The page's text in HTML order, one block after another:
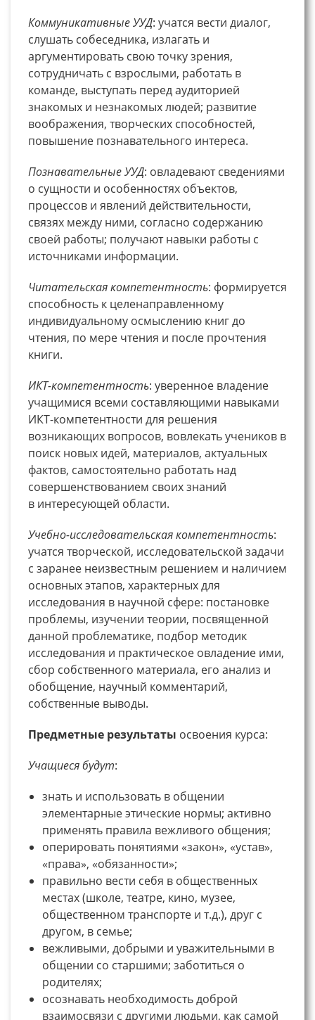
Коммуникативные УУД: учатся вести диалог,
слушать собеседника, излагать и
аргументировать свою точку зрения,
сотрудничать с взрослыми, работать в
команде, выступать перед аудиторией
знакомых и незнакомых людей; развитие
воображения, творческих способностей,
повышение познавательного интереса.
Познавательные УУД: овладевают сведениями
о сущности и особенностях объектов,
процессов и явлений действительности,
связях между ними, согласно содержанию
своей работы; получают навыки работы с
источниками информации.
Читательская компетентность: формируется
способность к целенаправленному
индивидуальному осмыслению книг до
чтения, по мере чтения и после прочтения
книги.
ИКТ-компетентность: уверенное владение
учащимися всеми составляющими навыками
ИКТ-компетентности для решения
возникающих вопросов, вовлекать учеников в
поиск новых идей, материалов, актуальных
фактов, самостоятельно работать над
совершенствованием своих знаний
в интересующей области.
Учебно-исследовательская компетентность:
учатся творческой, исследовательской задачи
с заранее неизвестным решением и наличием
основных этапов, характерных для
исследования в научной сфере: постановке
проблемы, изучении теории, посвященной
данной проблематике, подбор методик
исследования и практическое овладение ими,
сбор собственного материала, его анализ и
обобщение, научный комментарий,
собственные выводы.
Предметные результаты освоения курса:
Учащиеся будут:
знать и использовать в общении
элементарные этические нормы; активно
применять правила вежливого общения;
оперировать понятиями «закон», «устав»,
«права», «обязанности»;
правильно вести себя в общественных
местах (школе, театре, кино, музее,
общественном транспорте и т.д.), друг с
другом, в семье;
вежливыми, добрыми и уважительными в
общении со старшими; заботиться о
родителях;
осознавать необходимость доброй
взаимосвязи с другими людьми, как самой